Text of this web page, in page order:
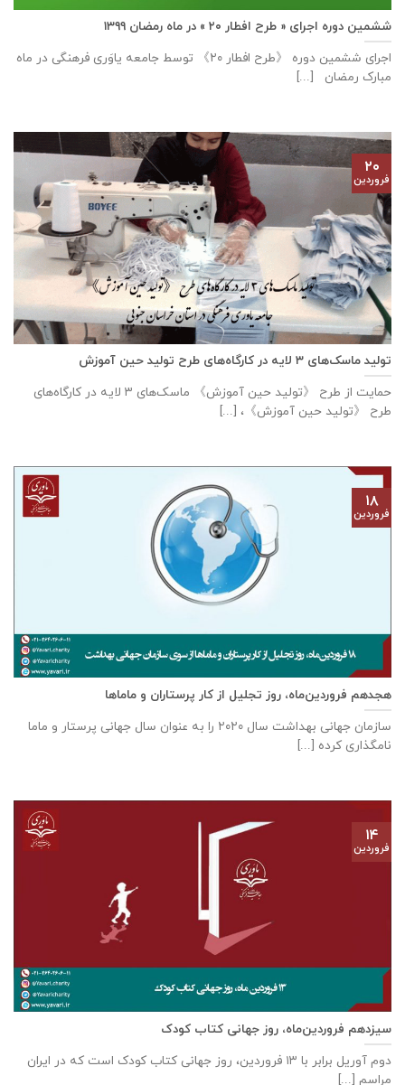
ششمین دوره اجرای « طرح افطار ۲۰ » در ماه رمضان ۱۳۹۹
اجرای ششمین دوره 《طرح افطار ۲۰》 توسط جامعه یاوَری فرهنگی در ماه
مبارک رمضان [...]
تولید ماسک‌های ۳ لایه در کارگاه‌های طرح تولید حین آموزش
حمایت از طرح 《تولید حین آموزش》 ماسک‌های ۳ لایه در کارگاه‌های
طرح 《تولید حین آموزش》، [...]
۲۰
فروردین
هجدهم فروردین‌ماه، روز تجلیل از کار پرستاران و ماماها
سازمان جهانی بهداشت سال ۲۰۲۰ را به عنوان سال جهانی پرستار و ماما
نامگذاری کرده [...]
۱۸
فروردین
سیزدهم فروردین‌ماه، روز جهانی کتاب کودک
دوم آوریل برابر با ۱۳ فروردین، روز جهانی کتاب کودک است که در ایران
مراسم [...]
۱۴
فروردین